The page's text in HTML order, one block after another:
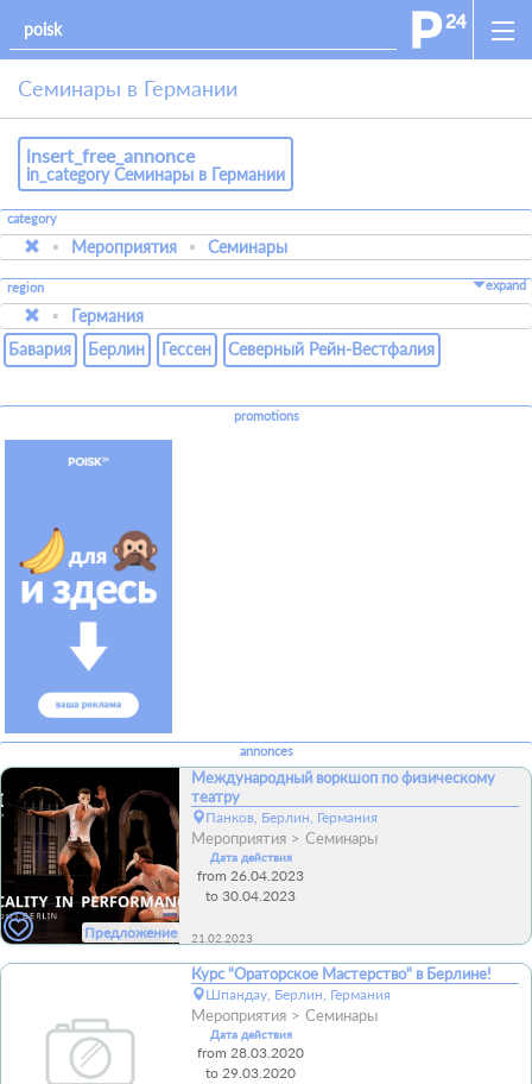
Семинары в Германии
insert_free_annonce
in_category Семинары в Германии
category
Мероприятия Семинары
region expand
Германия
Бавария
Берлин Гессен Северный Рейн-Вестфалия
promotions
annonces
Предложение
Международный воркшоп по физическому
театру
Панков, Берлин, Германия
Мероприятия Семинары
Дата действия
from 26.04.2023
to 30.04.2023
21.02.2023
Курс "Ораторское Мастерство" в Берлине!
Шпандау, Берлин, Германия
Мероприятия Семинары
Дата действия
from 28.03.2020
to 29.03.2020